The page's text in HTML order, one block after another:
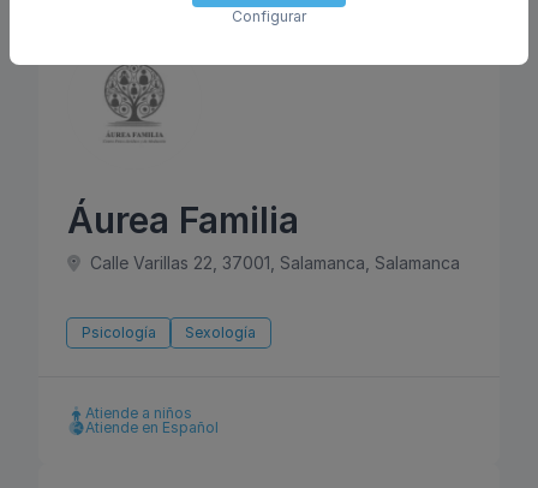
Áurea Familia
Calle Varillas 22, 37001, Salamanca, Salamanca
Psicología Sexología
Atiende a niños
Atiende en Español
Configurar